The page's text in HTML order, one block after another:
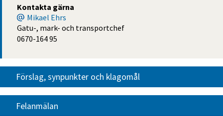
Kontakta gärna
Mikael Ehrs
Gatu-, mark- och transportchef
0670-164 95
Förslag, synpunkter och klagomål
Felanmälan